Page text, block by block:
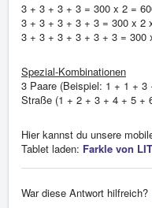
3 + 3 + 3 + 3 = 300 x 2 =
3 + 3 + 3 + 3 + 3 = 300 x 2
3 + 3 + 3 + 3 + 3 + 3 = 300
Spezial-Kombinationen
3 Paare (Beispiel: 1 + 1 +
Straße (1 + 2 + 3 + 4 + 5 +
Hier kannst du unsere
Tablet laden: Farkle von
War diese Antwort hilfreich?